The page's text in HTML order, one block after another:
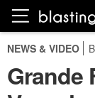
NEWS & VIDEO
Grande